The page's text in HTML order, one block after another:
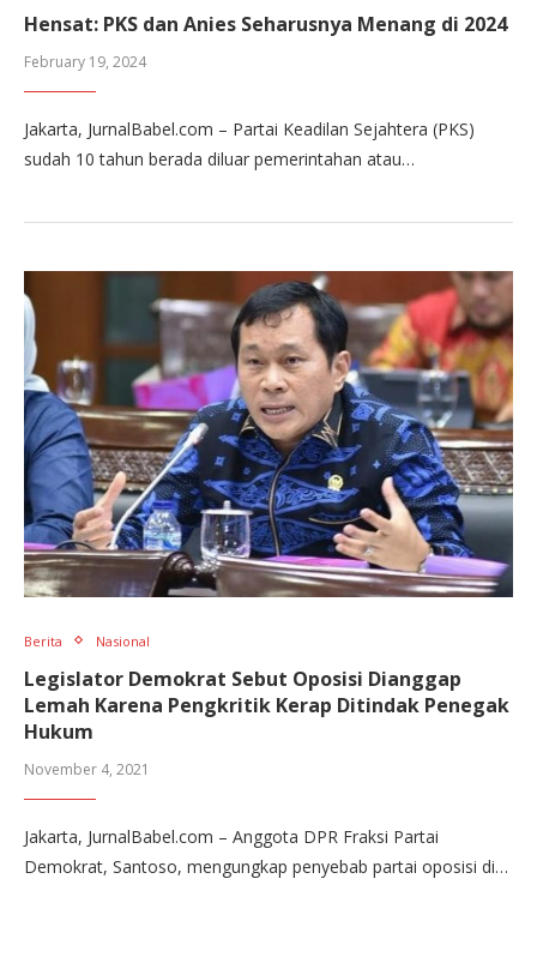
Hensat: PKS dan Anies Seharusnya Menang di 2024
February 19, 2024
Jakarta, JurnalBabel.com – Partai Keadilan Sejahtera (PKS)
sudah 10 tahun berada diluar pemerintahan atau…
Berita Nasional
Legislator Demokrat Sebut Oposisi Dianggap
Lemah Karena Pengkritik Kerap Ditindak Penegak
Hukum
November 4, 2021
Jakarta, JurnalBabel.com – Anggota DPR Fraksi Partai
Demokrat, Santoso, mengungkap penyebab partai oposisi di…